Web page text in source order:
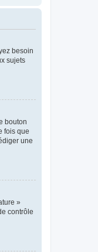
besoin
sujets
bouton
fois que
une
»
contrôle